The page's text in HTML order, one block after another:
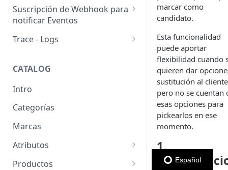
Templates
Configuración de SMTP
Emails (Registro de correos
Email para pedido pendiente
de retiro
WhatsApp Business
Suscripción de Webhook para
notificar Eventos
Webhooks: Buenas prácticas
Trace - Logs
CATALOG
Intro
Categorías
Marcas
Atributos
Grupos de atributos
Productos
marcar como
candidato.
Esta funcionalidad
puede aportar
flexibilidad cuando
quieren dar
sustitución al cliente
pero no se cuentan
esas opciones para
pickearlos en ese
momento.
1.
Español